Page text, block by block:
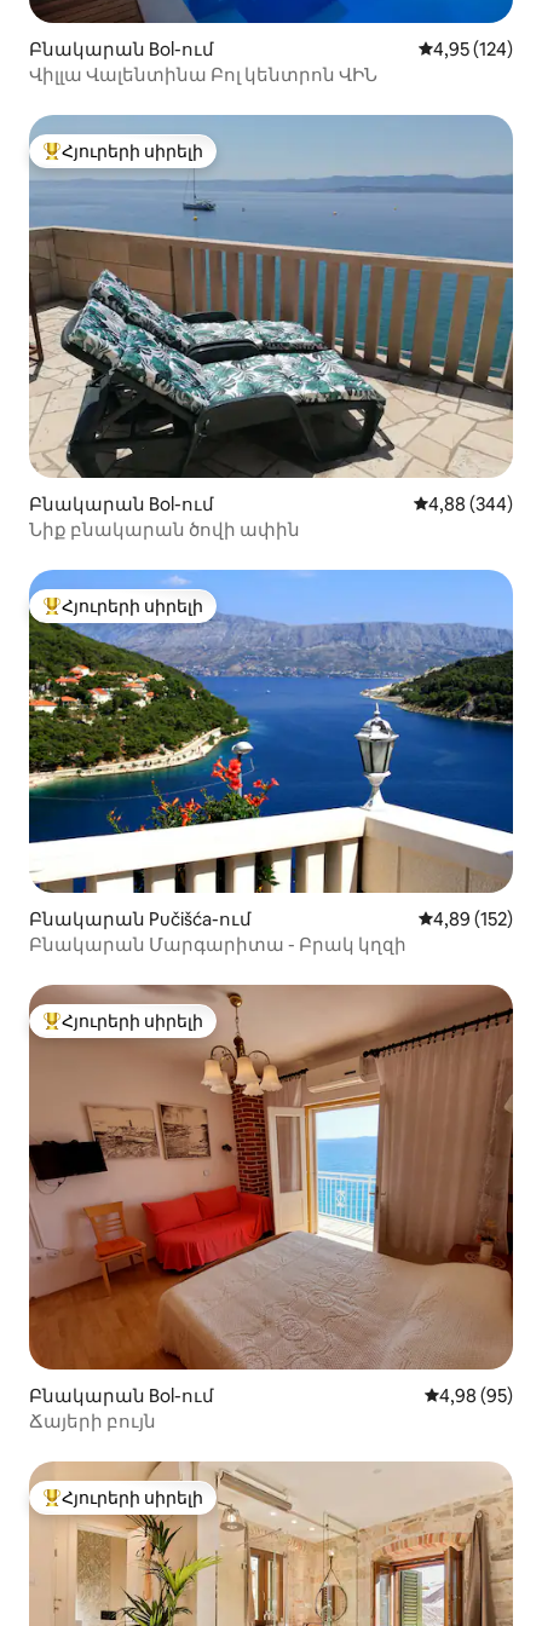
Բնակարան Bol-ում Միջին
4,95 (124)
Վիլլա Վալենտինա Բոլ կենտրոն ՎԻՆ
Հյուրերի սիրելի լավագույն տները
Հյուրերի սիրելի
Բնակարան Bol-ում Միջին
4,88 (344)
Նիք բնակարան ծովի ափին
Հյուրերի սիրելի լավագույն տները
Հյուրերի սիրելի
Բնակարան Pučišća-ում Միջին
4,89 (152)
Բնակարան Մարգարիտա - Բրակ կղզի
Հյուրերի սիրելի լավագույն տները
Հյուրերի սիրելի
Բնակարան Bol-ում Միջին
4,98 (95)
Ճայերի բույն
Հյուրերի սիրելի լավագույն տները
Հյուրերի սիրելի